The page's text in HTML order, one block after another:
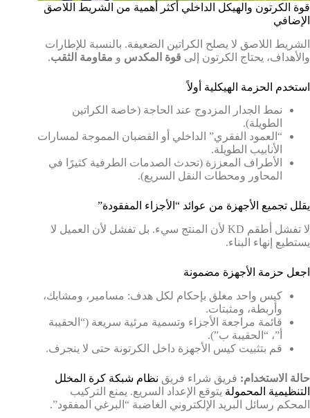
قوة الكرتون والهيكل الداخلي أكثر أهمية من الشريط اللاصق
الإضافي
الشريط اللاصق لا يصلح الكراتين الضعيفة. بالنسبة للإطارات
والأهداف، يحتاج الكرتون إلى قوة المكدس و مقاومة الثقب.
استخدم الحزمة الهيكلية أولاً
نمط الجدار المزدوج عند الحاجة (خاصة الكراتين
الطويلة).
“العمود الفقري” الداخلي أو القضبان المموجة لمسارات
الأنابيب الطويلة.
الأطراف المعززة (تحدث الصدمات الطرفية كثيرًا في
المحاور ومحطات النقل السريع).
يقلل تجميع الأجهزة من عوائد “الأجزاء المفقودة”
لا تفشل أطقم KD لأن المنتج سيء. بل تفشل لأن العميل لا
يستطيع إنهاء البناء.
اجعل حزمة الأجهزة مضمونة
كيس واحد مغلق بإحكام لكل هدف: مسامير، ومشابك،
وأربطة، ومثبتات.
قائمة مراجعة الأجزاء وتسمية مرئية سريعة (“الحقيبة
أ”، “الحقيبة ب”).
قم بتثبيت كيس الأجهزة داخل الكرتونة حتى لا ينجرف.
حالة الاستخدام: فريق شراء فريق نظام شبكة كرة المخلل
التنظيمية المحمولة يتوقع الإعداد السريع. يمنع التركيب
المحكم رسائل البريد الإلكتروني الغاضبة “البرغي المفقود”.